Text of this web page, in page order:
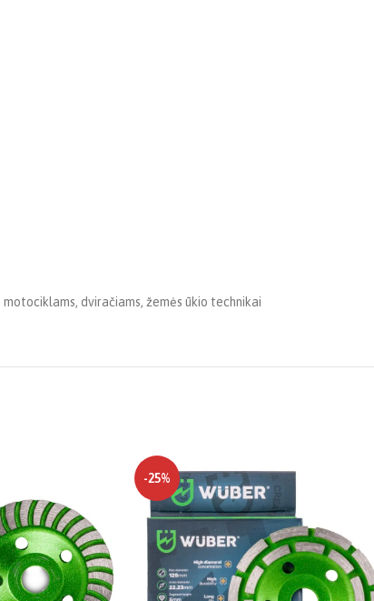
dviračiams, žemės ūkio technikai
-25%